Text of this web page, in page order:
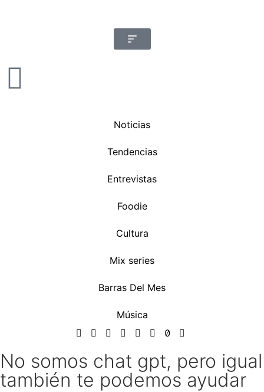
Noticias
Tendencias
Entrevistas
Foodie
Cultura
Mix series
Barras Del Mes
Música
No somos chat gpt, pero igual
también te podemos ayudar